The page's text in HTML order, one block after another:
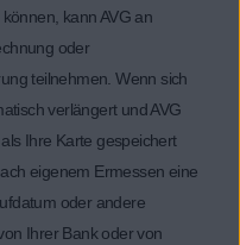
kann AVG an
oder
teilnehmen. Wenn sich
verlängert und AVG
Ihre Karte gespeichert
eigenem Ermessen eine
oder andere
Ihrer Bank oder von